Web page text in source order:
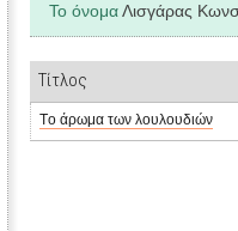
Το όνομαΛισγάρας
Τίτλος
Τo άρωμα των λουλουδιών